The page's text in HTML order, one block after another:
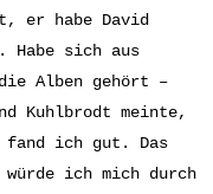
er habe David
Habe sich aus
die Alben gehört –
Kuhlbrodt meinte,
fand ich gut. Das
ich mich durch